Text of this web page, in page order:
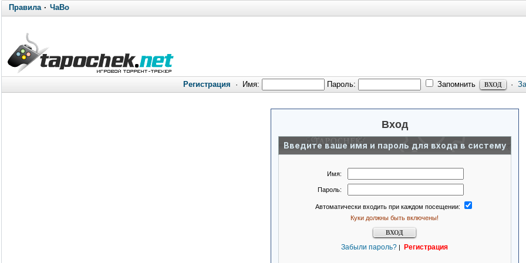
Правила· ЧаВо
Регистрация · Имя: Пароль: Запомнить ·
Вход
Введите ваше имя и пароль для входа в систему
Имя:
Пароль:
Автоматически входить при каждом посещении:
Куки должны быть включены!
Забыли пароль? | Регистрация